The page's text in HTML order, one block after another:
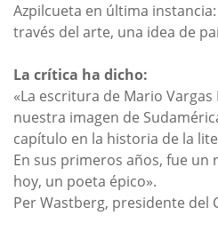
Azpilcueta en última
través del arte, una idea de
La crítica ha dicho:
«La escritura de Mario
nuestra imagen de
capítulo en la historia de la
En sus primeros años, fue un
hoy, un poeta épico».
Per Wastberg, presidente del